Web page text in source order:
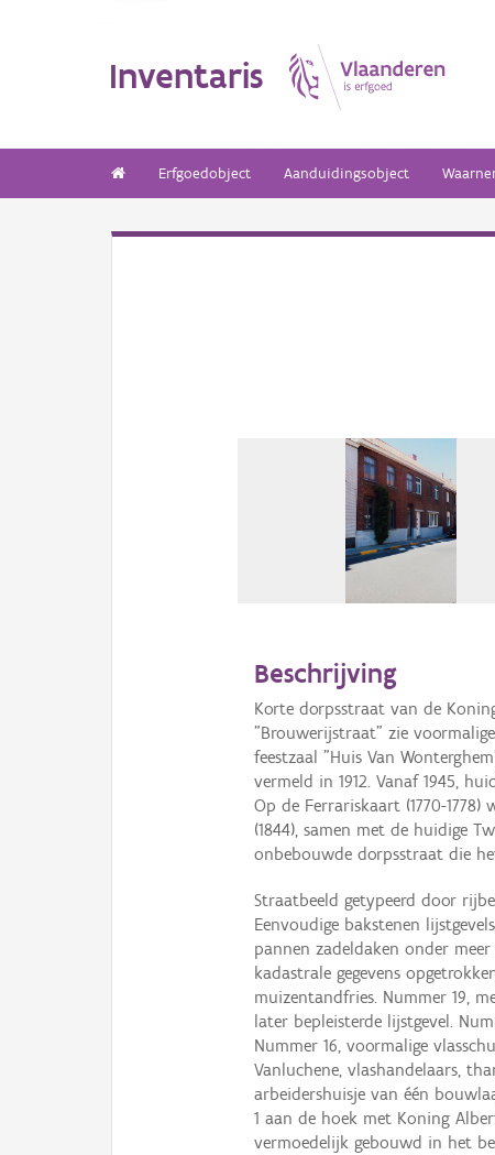
Inventaris
Erfgoedobject Aanduidingsobject
Beschrijving
Korte dorpsstraat van de
"Brouwerijstraat" zie
feestzaal "Huis Van
vermeld in 1912. Vanaf 1945,
Op de Ferrariskaart (1770-1778)
(1844), samen met de huidige
onbebouwde dorpsstraat die
Straatbeeld getypeerd door
Eenvoudige bakstenen
pannen zadeldaken onder
kadastrale gegevens
muizentandfries. Nummer 19,
later bepleisterde lijstgevel.
Nummer 16, voormalige
Vanluchene, vlashandelaars,
arbeidershuisje van één
1 aan de hoek met Koning
vermoedelijk gebouwd in het